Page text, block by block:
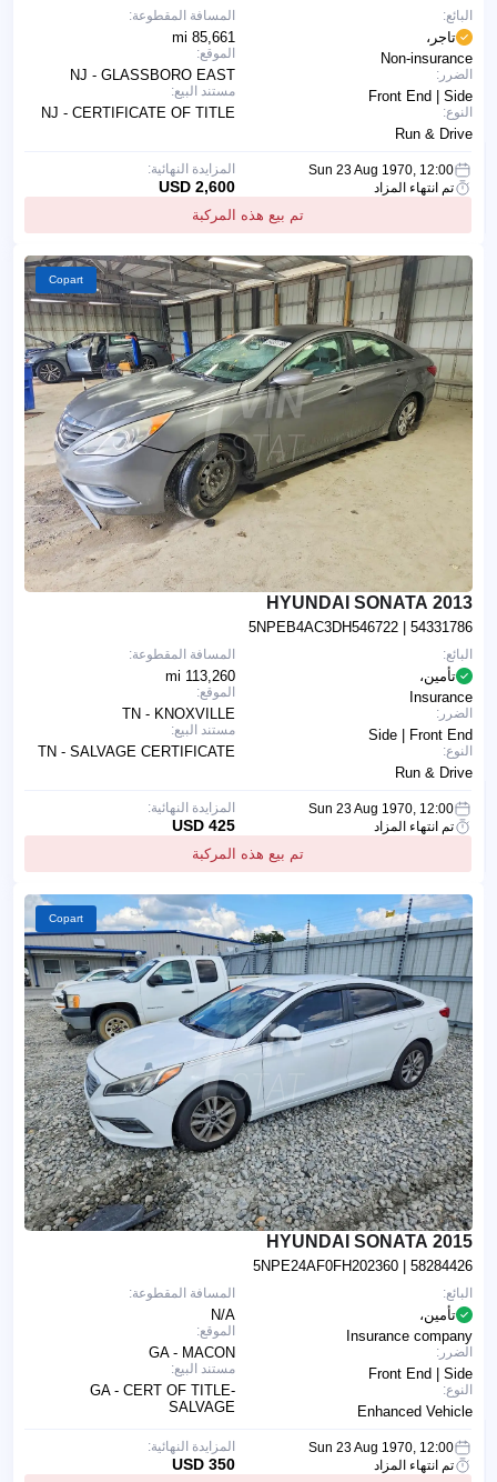
المسافة المقطوعة:
85,661 mi
الموقع:
NJ - GLASSBORO EAST
مستند البيع:
NJ - CERTIFICATE OF TITLE
البائع:
تاجر،
Non-insurance
الضرر:
Front End | Side
النوع:
Run & Drive
Sun 23 Aug 1970, 12:00
تم انتهاء المزاد
تم بيع هذه المركبة
المزايدة النهائية:
2,600 USD
Copart
2013 HYUNDAI SONATA
5NPEB4AC3DH546722 | 54331786
المسافة المقطوعة:
113,260 mi
الموقع:
TN - KNOXVILLE
مستند البيع:
TN - SALVAGE CERTIFICATE
البائع:
تأمين،
Insurance
الضرر:
Side | Front End
النوع:
Run & Drive
Sun 23 Aug 1970, 12:00
تم انتهاء المزاد
تم بيع هذه المركبة
المزايدة النهائية:
425 USD
Copart
2015 HYUNDAI SONATA
5NPE24AF0FH202360 | 58284426
المسافة المقطوعة:
N/A
الموقع:
GA - MACON
مستند البيع:
GA - CERT OF TITLE-
SALVAGE
البائع:
تأمين،
Insurance company
الضرر:
Front End | Side
النوع:
Enhanced Vehicle
Sun 23 Aug 1970, 12:00
تم انتهاء المزاد
المزايدة النهائية:
350 USD